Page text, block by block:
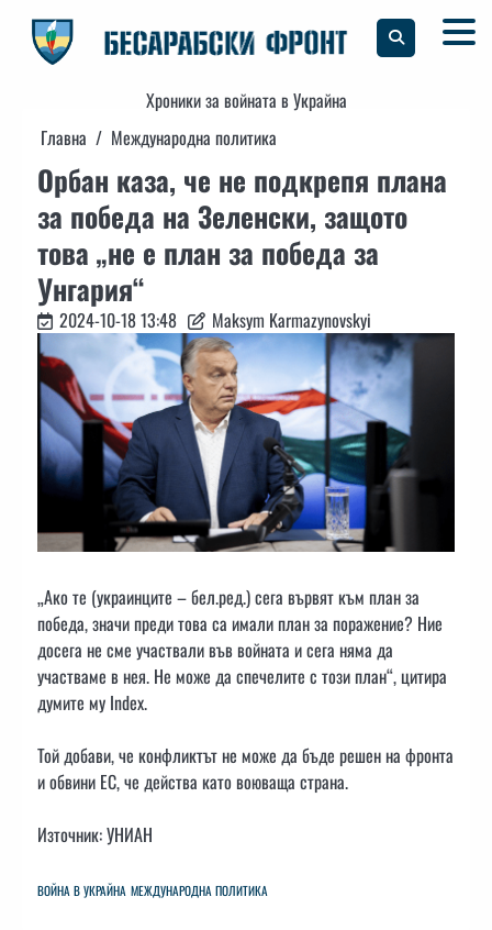
content
Хроники за войната в Украйна
Главна
Международна политика
Орбан каза, че не подкрепя плана
за победа на Зеленски, защото
това „не е план за победа за
Унгария“
2024-10-18 13:48 Maksym Karmazynovskyi
„Ако те (украинците – бел.ред.) сега вървят към план за
победа, значи преди това са имали план за поражение? Ние
досега не сме участвали във войната и сега няма да
участваме в нея. Не може да спечелите с този план“, цитира
думите му Index.
Той добави, че конфликтът не може да бъде решен на фронта
и обвини ЕС, че действа като воюваща страна.
Източник: УНИАН
ВОЙНА В УКРАЙНА МЕЖДУНАРОДНА ПОЛИТИКА